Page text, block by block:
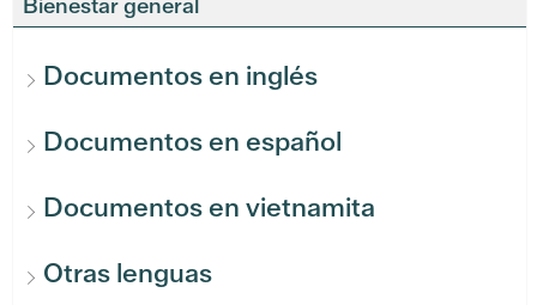
Documentos en inglés
Documentos en español
Documentos en vietnamita
Otras lenguas